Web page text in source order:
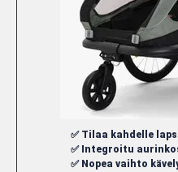
✅ Tilaa kahdelle
✅ Integroitu
✅ Nopea vaihto